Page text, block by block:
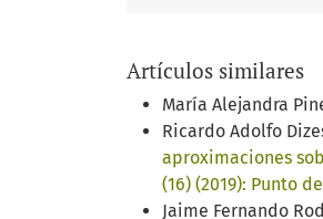
Artículos similares
María Alejandra
Ricardo Adolfo
aproximaciones
(16) (2019): Punto
Jaime Fernando